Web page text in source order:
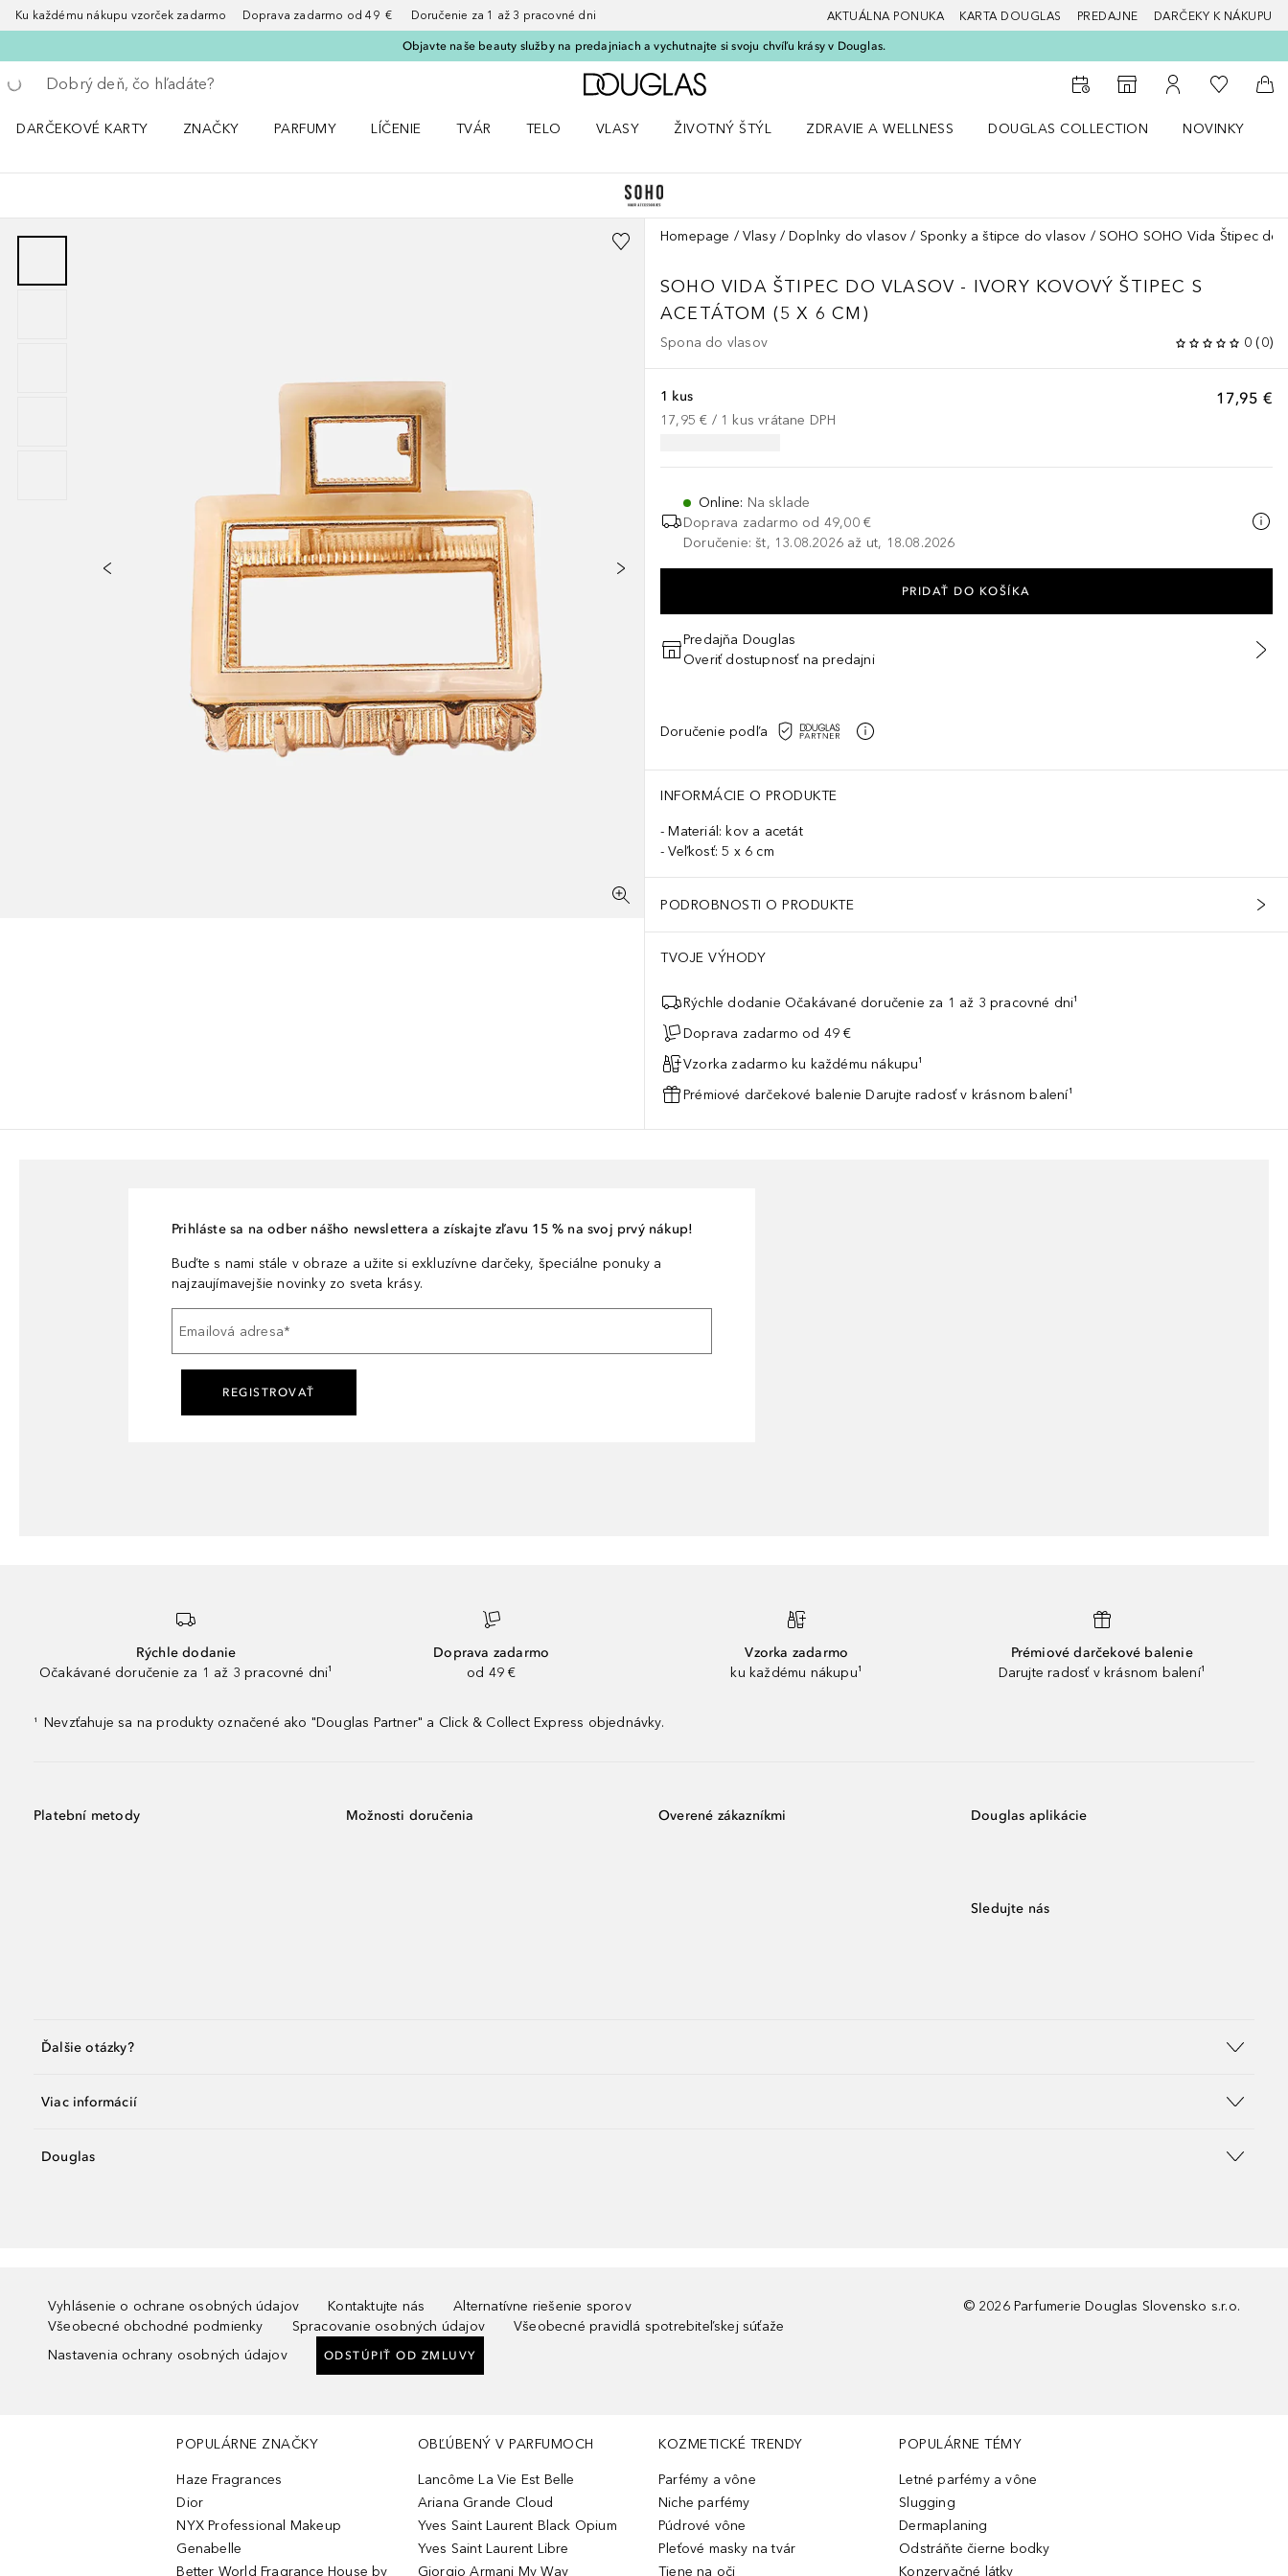
Ku každému nákupu vzorček zadarmo Doprava zadarmo od 49 € Doručenie za 1 až 3 pracovné dni AKTUÁLNA PONUKA KARTA DOUGLAS PREDAJNE DARČEKY K NÁKUPU
Objavte naše beauty služby na predajniach a vychutnajte si svoju chvíľu krásy v Douglas.
Choď späť
Vykonajte vyhľadávanie
Domov
Do vyhľadávača predajní
Do môjho účtu
Do môjho
Do
DARČEKOVÉ KARTY
ZNAČKY
PARFUMY
LÍČENIE
TVÁR
TELO
VLASY
ŽIVOTNÝ ŠTÝL
ZDRAVIE A WELLNESS
DOUGLAS COLLECTION
NOVINKY
Homepage Vlasy Doplnky do vlasov Sponky a štipce do vlasov SOHO SOHO Vida Štipec do
SOHO VIDA ŠTIPEC DO VLASOV - IVORY KOVOVÝ ŠTIPEC S
ACETÁTOM (5 X 6 CM)
Spona do vlasov 0 (0)
17,95 €
1 kus
17,95 € / 1 kus vrátane DPH
Online: Na sklade
Doprava zadarmo od 49,00 €
Doručenie: št, 13.08.2026 až ut, 18.08.2026
PRIDAŤ DO KOŠÍKA
Predajňa Douglas
Overiť dostupnosť na predajni
Doručenie podľa
INFORMÁCIE O PRODUKTE
Materiál: kov a acetát
Veľkosť: 5 x 6 cm
PODROBNOSTI O PRODUKTE
TVOJE VÝHODY
Rýchle dodanie Očakávané doručenie za 1 až 3 pracovné dni¹
Doprava zadarmo od 49 €
Vzorka zadarmo ku každému nákupu¹
Prémiové darčekové balenie Darujte radosť v krásnom balení¹
Prihláste sa na odber nášho newslettera a získajte zľavu 15 % na svoj prvý nákup!
Buďte s nami stále v obraze a užite si exkluzívne darčeky, špeciálne ponuky a
najzaujímavejšie novinky zo sveta krásy.
Emailová adresa*
REGISTROVAŤ
Rýchle dodanie
Očakávané doručenie za 1 až 3 pracovné dni¹
Doprava zadarmo
od 49 €
Vzorka zadarmo
ku každému nákupu¹
Prémiové darčekové balenie
Darujte radosť v krásnom balení¹
¹ Nevzťahuje sa na produkty označené ako "Douglas Partner" a Click & Collect Express objednávky.
Platební metody Možnosti doručenia Overené zákazníkmi Douglas aplikácie
Sledujte nás
Ďalšie otázky?
Viac informácií
Douglas
Vyhlásenie o ochrane osobných údajov Kontaktujte nás
Alternatívne riešenie sporov
Všeobecné obchodné podmienky
Spracovanie osobných údajov
Všeobecné pravidlá spotrebiteľskej súťaže
Nastavenia ochrany osobných údajov
ODSTÚPIŤ OD ZMLUVY
© 2026 Parfumerie Douglas Slovensko s.r.o.
POPULÁRNE ZNAČKY
Haze Fragrances
Dior
NYX Professional Makeup
Genabelle
Better World Fragrance House by
OBĽÚBENÝ V PARFUMOCH
Lancôme La Vie Est Belle
Ariana Grande Cloud
Yves Saint Laurent Black Opium
Yves Saint Laurent Libre
Giorgio Armani My Way
KOZMETICKÉ TRENDY
Parfémy a vône
Niche parfémy
Púdrové vône
Pleťové masky na tvár
Tiene na oči
POPULÁRNE TÉMY
Letné parfémy a vône
Slugging
Dermaplaning
Odstráňte čierne bodky
Konzervačné látky